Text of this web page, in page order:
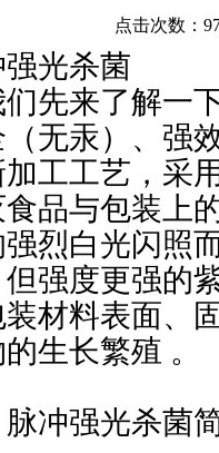
点击次数：
强光杀菌
先来了解一
（无汞）、强
工工艺，采
食品与包装上
强烈白光闪照
但强度更强的
材料表面、
生长繁殖 。
脉冲强光杀菌